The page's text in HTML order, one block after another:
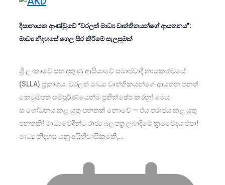
දිසානායක ආණ්ඩුවේ “වරලත් මාධ්‍ය වෘත්තිකයන්ගේ ආයතනය”:
මාධ්‍ය නිදහසේ ගෙල සිර කිරීමේ සැලසුමක්
ශ්‍රී ලංකාවේ සහ දකුණු ආසියාවේ සමාජවාදී නායකත්වයේ
(SLLA) ප්‍රකාශය. වරලත් මාධ්‍ය වෘත්තිකයන්ගේ ආයතන පනත්
කෙටුම්පත සම්පූර්ණයෙන්ම ප්‍රතික්ෂේප කරනු! මෙය
සංශෝධනය කළ යුතු පනතක් නොවේ — එය පරාජය කළ යුතු
පනතකි! මාධ්‍යවේදීන්ට රාජ්‍ය බලපත්‍ර ලබාදීමේ ක්‍රමවේදය එපා!
මාධ්‍ය නිදහස යනු අයිතිවාසිකමකි,…